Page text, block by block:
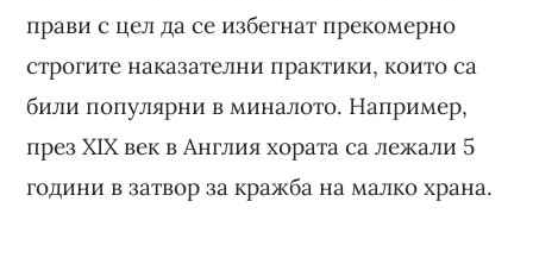
прави с цел да се избегнат прекомерно
строгите наказателни практики, които са
били популярни в миналото. Например,
през XIX век в Англия хората са лежали 5
години в затвор за кражба на малко храна.